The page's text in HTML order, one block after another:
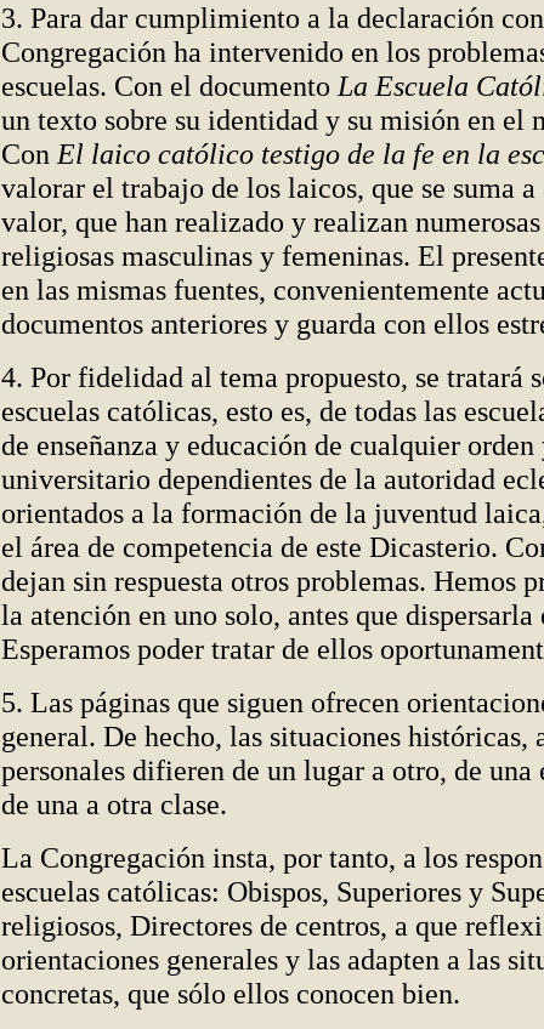
3. Para dar cumplimiento a la declaración
Congregación ha intervenido en los
escuelas. Con el documento La Escuela
un texto sobre su identidad y su misión en el
Con El laico católico testigo de la fe en la
valorar el trabajo de los laicos, que se suma a
valor, que han realizado y realizan
religiosas masculinas y femeninas. El
en las mismas fuentes, convenientemente
documentos anteriores y guarda con ellos
4. Por fidelidad al tema propuesto, se tratará
escuelas católicas, esto es, de todas las
de enseñanza y educación de cualquier
universitario dependientes de la autoridad
orientados a la formación de la juventud
el área de competencia de este Dicasterio.
dejan sin respuesta otros problemas. Hemos
la atención en uno solo, antes que dispersarla
Esperamos poder tratar de ellos
5. Las páginas que siguen ofrecen
general. De hecho, las situaciones históricas,
personales difieren de un lugar a otro, de una
de una a otra clase.
La Congregación insta, por tanto, a los
escuelas católicas: Obispos, Superiores y
religiosos, Directores de centros, a que
orientaciones generales y las adapten a las
concretas, que sólo ellos conocen bien.